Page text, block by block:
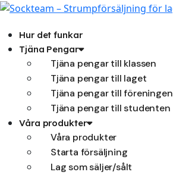
Hoppa
innehållHur det funkar
Tjäna Pengar
Tjäna pengar till klassen
Tjäna pengar till laget
Tjäna pengar till föreningen
Tjäna pengar till studenten
Våra produkter
Våra produkter
Starta försäljning
Lag som säljer/sålt